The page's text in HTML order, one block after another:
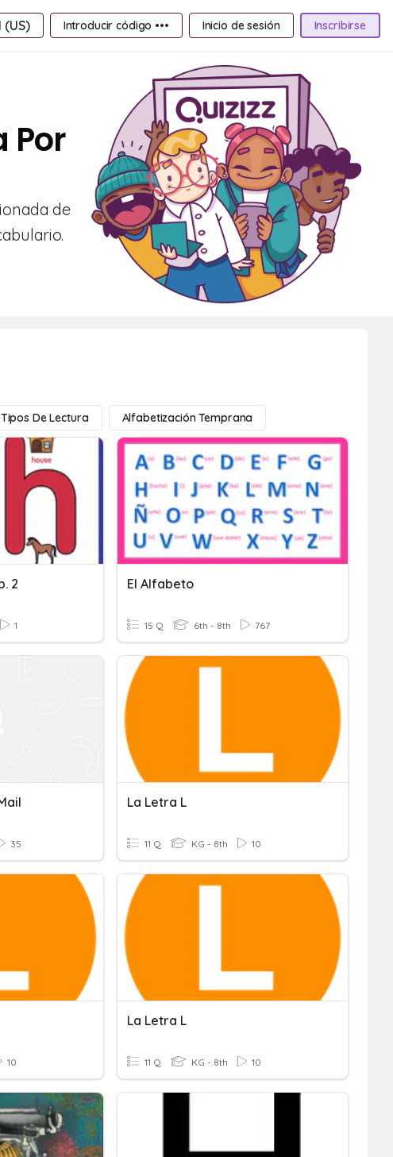
(US) Introducir código ••• Inicio de sesión Inscribirse
Por
de
De Lectura Alfabetización Temprana
2
1
El Alfabeto
15 Q 6th - 8th 767
35
La Letra L
11 Q KG - 8th 10
10
La Letra L
11 Q KG - 8th 10